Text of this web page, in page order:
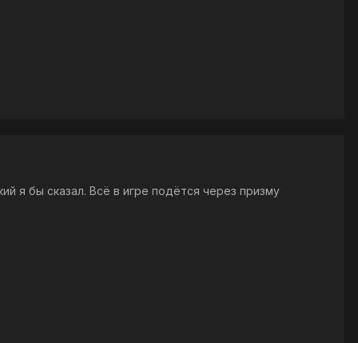
я бы сказал. Всё в игре подётся через призму